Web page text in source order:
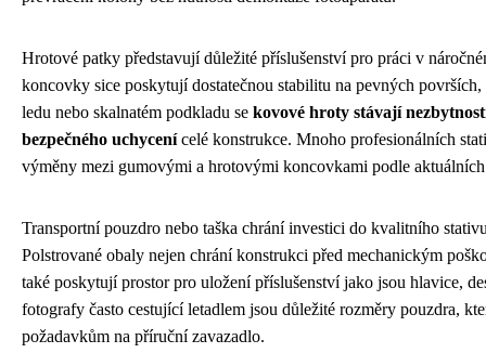
Hrotové patky představují důležité příslušenství pro práci v
koncovky sice poskytují dostatečnou stabilitu na pevných površích,
ledu nebo skalnatém podkladu se kovové hroty stávají
bezpečného uchycenícelé konstrukce. Mnoho profesionálních
výměny mezi gumovými a hrotovými koncovkami podle
Transportní pouzdro nebo taška chrání investici do kvalitního
Polstrované obaly nejen chrání konstrukci před mechanickým
také poskytují prostor pro uložení příslušenství jako jsou hlavice,
fotografy často cestující letadlem jsou důležité rozměry pouzdra,
požadavkům na příruční zavazadlo.